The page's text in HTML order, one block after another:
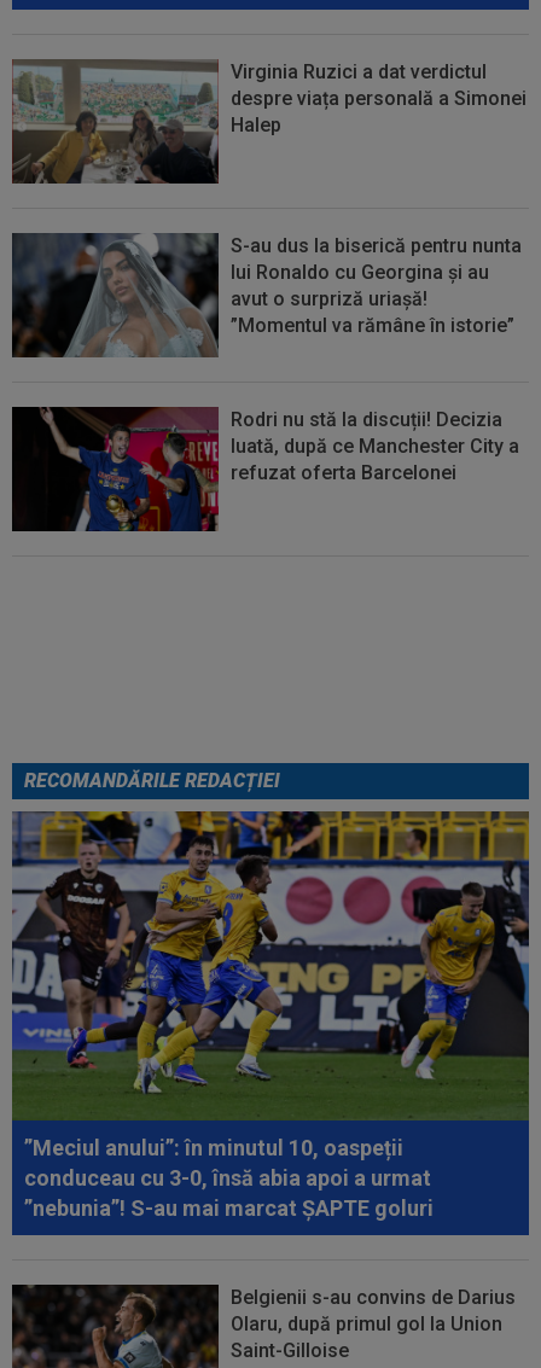
Virginia Ruzici a dat verdictul
despre viața personală a Simonei
Halep
S-au dus la biserică pentru nunta
lui Ronaldo cu Georgina și au
avut o surpriză uriașă!
”Momentul va rămâne în istorie”
Rodri nu stă la discuții! Decizia
luată, după ce Manchester City a
refuzat oferta Barcelonei
RECOMANDĂRILE REDACȚIEI
”Meciul anului”: în minutul 10, oaspeții
conduceau cu 3-0, însă abia apoi a urmat
”nebunia”! S-au mai marcat ȘAPTE goluri
Belgienii s-au convins de Darius
Olaru, după primul gol la Union
Saint-Gilloise